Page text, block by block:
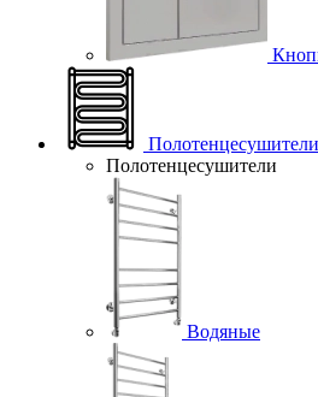
Полотенцесушители
Полотенцесушители
Водяные